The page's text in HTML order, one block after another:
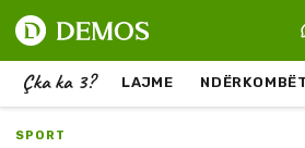
Çka ka 3? LAJME
SPORT